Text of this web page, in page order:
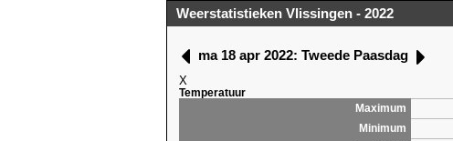
Weerstatistieken Vlissingen - 2022
ma 18 apr 2022: Tweede Paasdag
X
Temperatuur
Maximum
Minimum